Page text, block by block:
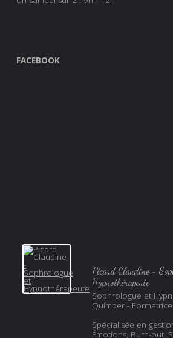
FACEBOOK
Picard Claudine -
Hypnothérapeute
Sophrologue et
Quimper - Formatrice
Spécialisée en
Émotions, Burn-out,